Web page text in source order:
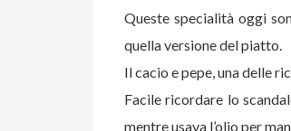
Queste specialità oggi
quella versione del piatto.
Il cacio e pepe, una delle
Facile ricordare lo
mentre usava l’olio per